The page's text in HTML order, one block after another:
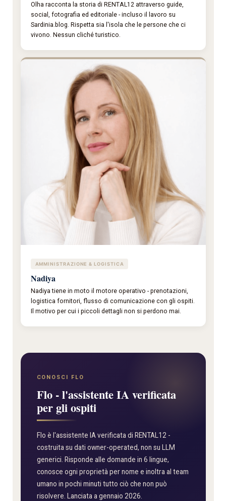
Olha racconta la storia di RENTAL12 attraverso guide,
social, fotografia ed editoriale - incluso il lavoro su
Sardinia.blog. Rispetta sia l'isola che le persone che ci
vivono. Nessun cliché turistico.
AMMINISTRAZIONE & LOGISTICA
Nadiya
Nadiya tiene in moto il motore operativo - prenotazioni,
logistica fornitori, flusso di comunicazione con gli ospiti.
Il motivo per cui i piccoli dettagli non si perdono mai.
CONOSCI FLO
Flo - l'assistente IA verificata
per gli ospiti
Flo è l'assistente IA verificata di RENTAL12 -
costruita su dati owner-operated, non su LLM
generici. Risponde alle domande in 6 lingue,
conosce ogni proprietà per nome e inoltra al team
umano in pochi minuti tutto ciò che non può
risolvere. Lanciata a gennaio 2026.